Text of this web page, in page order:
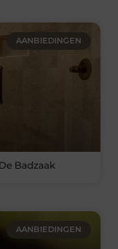
AANBIEDINGEN
Badzaak
AANBIEDINGEN